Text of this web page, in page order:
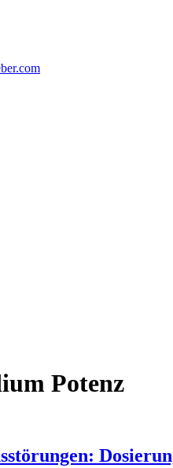
Potenz